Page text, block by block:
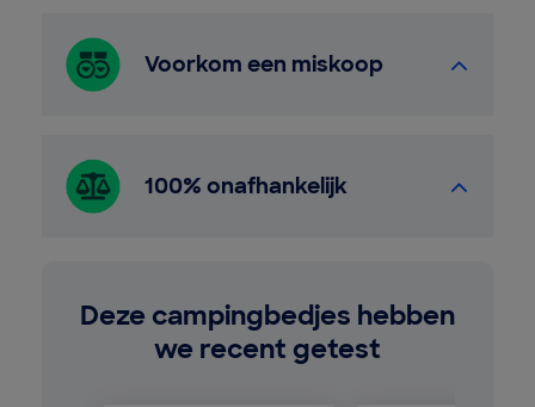
Voorkom een miskoop
100% onafhankelijk
Deze campingbedjes hebben
we recent getest